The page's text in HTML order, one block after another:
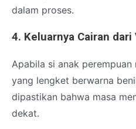
dalam proses.
4. Keluarnya Cairan dari
Apabila si anak
yang lengket berwarna
dipastikan bahwa masa
dekat.